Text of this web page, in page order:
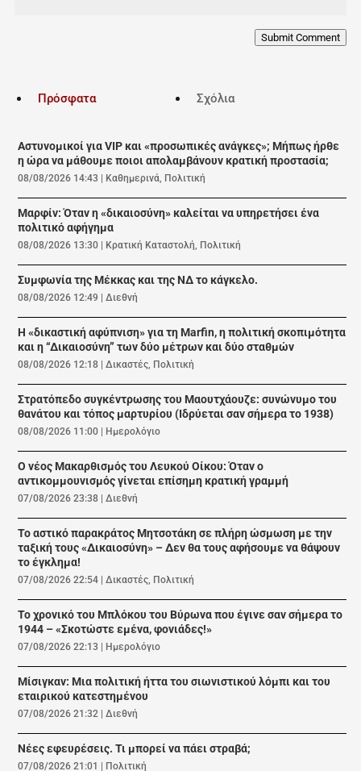
Submit Comment
Πρόσφατα Σχόλια
Αστυνομικοί για VIP και «προσωπικές ανάγκες»; Μήπως ήρθε
η ώρα να μάθουμε ποιοι απολαμβάνουν κρατική προστασία;
08/08/2026 14:43 | Καθημερινά, Πολιτική
Μαρφίν: Όταν η «δικαιοσύνη» καλείται να υπηρετήσει ένα
πολιτικό αφήγημα
08/08/2026 13:30 | Κρατική Καταστολή, Πολιτική
Συμφωνία της Μέκκας και της ΝΔ το κάγκελο.
08/08/2026 12:49 |Διεθνή
Η «δικαστική αφύπνιση» για τη Marfin, η πολιτική σκοπιμότητα
και η “Δικαιοσύνη” των δύο μέτρων και δύο σταθμών
08/08/2026 12:18 |Δικαστές, Πολιτική
Στρατόπεδο συγκέντρωσης του Μαουτχάουζε: συνώνυμο του
θανάτου και τόπος μαρτυρίου (Ιδρύεται σαν σήμερα το 1938)
08/08/2026 11:00 | Ημερολόγιο
Ο νέος Μακαρθισμός του Λευκού Οίκου: Όταν ο
αντικομμουνισμός γίνεται επίσημη κρατική γραμμή
07/08/2026 23:38 |Διεθνή
Το αστικό παρακράτος Μητσοτάκη σε πλήρη ώσμωση με την
ταξική τους «Δικαιοσύνη» – Δεν θα τους αφήσουμε να θάψουν
το έγκλημα!
07/08/2026 22:54 |Δικαστές, Πολιτική
Το χρονικό του Μπλόκου του Βύρωνα που έγινε σαν σήμερα το
1944 – «Σκοτώστε εμένα, φονιάδες!»
07/08/2026 22:13 | Ημερολόγιο
Μίσιγκαν: Μια πολιτική ήττα του σιωνιστικού λόμπι και του
εταιρικού κατεστημένου
07/08/2026 21:32 |Διεθνή
Νέες εφευρέσεις. Τι μπορεί να πάει στραβά;
07/08/2026 21:01 | Πολιτική